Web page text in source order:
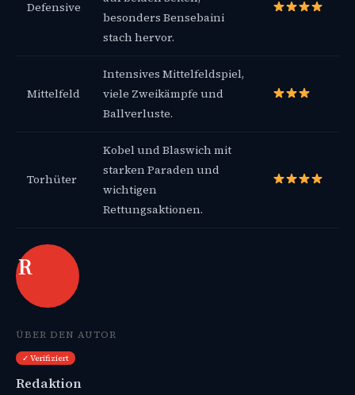
Defensive
besonders Bensebaini
stach hervor.
Mittelfeld
Intensives Mittelfeldspiel,
viele Zweikämpfe und
Ballverluste.
Torhüter
Kobel und Blaswich mit
starken Paraden und
wichtigen
Rettungsaktionen.
R
ÜBER DEN AUTOR
✓ Verifiziert
Redaktion